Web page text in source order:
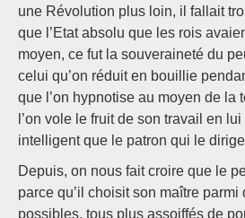
une Révolution plus loin, il fallait
que l’Etat absolu que les rois
moyen, ce fut la souveraineté du
celui qu’on réduit en bouillie
que l’on hypnotise au moyen de la
l’on vole le fruit de son travail en
intelligent que le patron qui le
Depuis, on nous fait croire que le
parce qu’il choisit son maître
possibles, tous plus assoiffés de